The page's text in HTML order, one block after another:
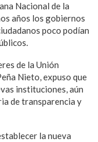
Nacional de la
años los gobiernos
poco podían
de la Unión
Nieto, expuso que
instituciones, aún
de transparencia y
la nueva